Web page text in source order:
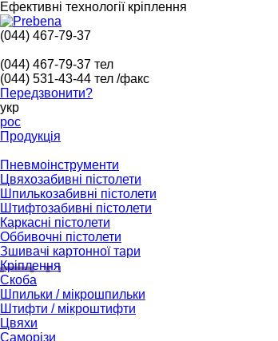
Ефективні технології кріплення
(044) 467-79-37
(044) 467-79-37 тел
(044) 531-43-44 тел /факс
Передзвонити?
укр
рос
Продукція
Пневмоінструменти
Цвяхозабивні пістолети
Шпилькозабивні пістолети
Штифтозабивні пістолети
Каркасні пістолети
Оббивочні пістолети
Зшивачі картонної тари
Кріплення
Скоба
Шпильки / мікрошпильки
Штифти / мікроштифти
Цвяхи
Саморізи